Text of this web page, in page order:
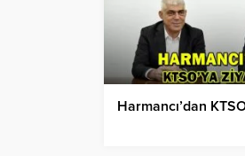
Harmancı’dan